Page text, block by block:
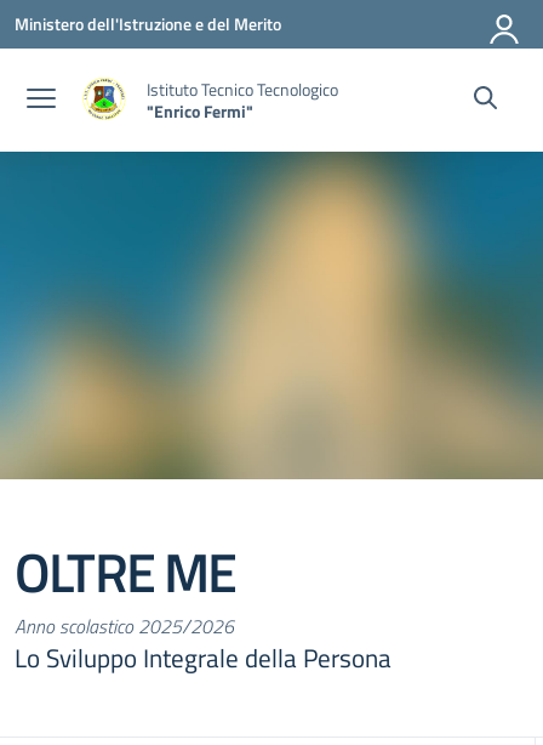
Vai ai contenuti
Vai al menu di navigazione
Vai al footer
Ministero dell'Istruzione e del Merito
Istituto Tecnico Tecnologico
"Enrico Fermi"
OLTRE ME
Anno scolastico 2025/2026
Lo Sviluppo Integrale della Persona